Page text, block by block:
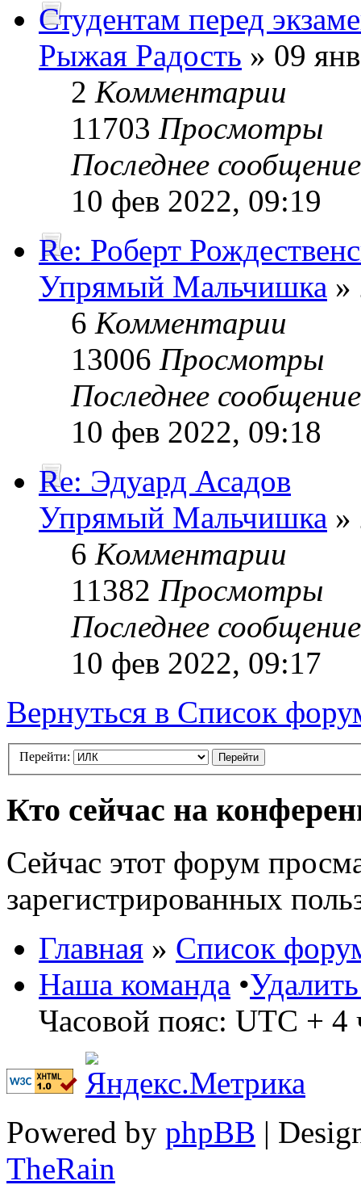
Студентам перед
Рыжая Радость » 09
2 Комментарии
11703 Просмотры
Последнее
10 фев 2022, 09:19
Re: Роберт
Упрямый Мальчишка »
6 Комментарии
13006 Просмотры
Последнее
10 фев 2022, 09:18
Re: Эдуард Асадов
Упрямый Мальчишка »
6 Комментарии
11382 Просмотры
Последнее
10 фев 2022, 09:17
Вернуться в Список
Перейти:
Кто сейчас на
Сейчас этот форум
зарегистрированных
Главная » Список
Наша команда •
Часовой пояс: UTC + 4
Powered by phpBB |
TheRain